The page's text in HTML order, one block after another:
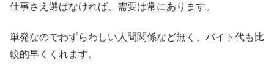
仕事さえ選ばなければ、需要は常にあります。
単発なのでわずらわしい人間関係など無く、バイト代も比
較的早くくれます。